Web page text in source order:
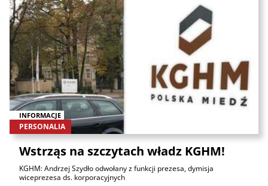
INFORMACJE
PERSONALIA
Wstrząs na szczytach władz KGHM!
KGHM: Andrzej Szydło odwołany z funkcji prezesa, dymisja
wiceprezesa ds. korporacyjnych